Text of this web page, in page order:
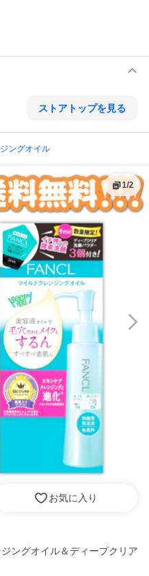
ストアトップを見る
ングオイル
1/2
お気に入り
ングオイル＆ディープクリア